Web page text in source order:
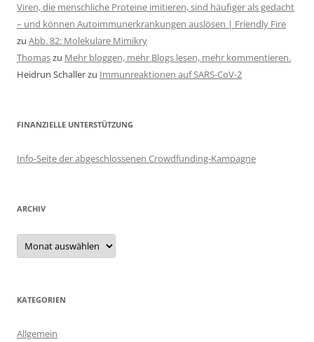
Viren, die menschliche Proteine imitieren, sind häufiger als gedacht
– und können Autoimmunerkrankungen auslösen | Friendly Fire
zu Abb. 82: Molekulare Mimikry
Thomaszu Mehr bloggen, mehr Blogs lesen, mehr kommentieren.
Heidrun Schallerzu Immunreaktionen auf SARS-CoV-2
FINANZIELLE UNTERSTÜTZUNG
Info-Seite der abgeschlossenen Crowdfunding-Kampagne
ARCHIV
Archiv
KATEGORIEN
Allgemein